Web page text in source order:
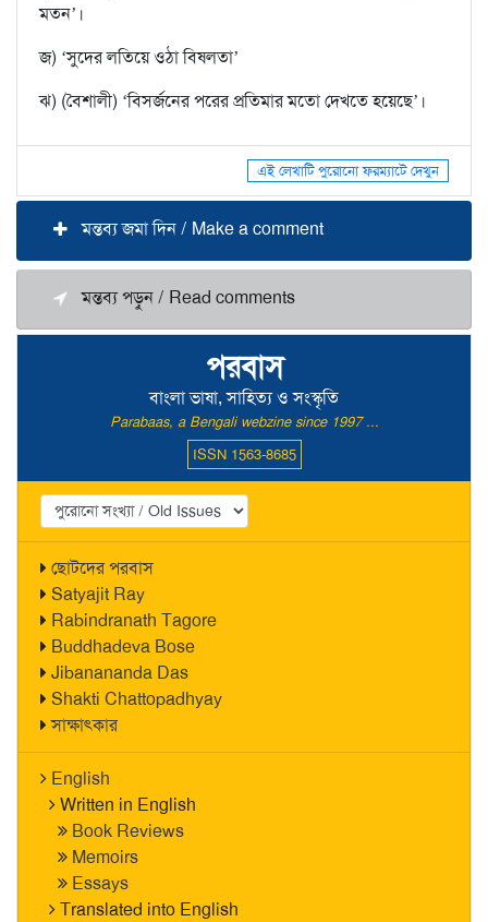
পরবাস
বাংলা ভাষা, সাহিত্য ও সংস্কৃতি
Parabaas, a Bengali webzine since 1997 ...
ISSN 1563-8685
ছোটদের পরবাস
Satyajit Ray
Rabindranath Tagore
Buddhadeva Bose
Jibanananda Das
Shakti Chattopadhyay
সাক্ষাৎকার
English
Written in English
Book Reviews
Memoirs
Essays
Translated into English
মতন’।
জ) ‘সুদের লতিয়ে ওঠা বিষলতা’
ঝ) (বৈশালী) ‘বিসর্জনের পরের প্রতিমার মতো দেখতে হয়েছে’।
এই লেখাটি পুরোনো ফরম্যাটে দেখুন
মন্তব্য জমা দিন / Make a comment
মন্তব্য পড়ুন / Read comments